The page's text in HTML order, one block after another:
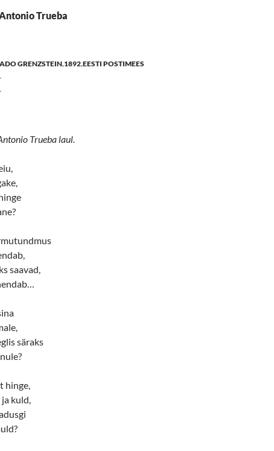
Trueba
ADO GRENZSTEIN,1892,EESTI POSTIMEES
Trueba laul.
saavad,
säraks
hinge,
kuld,